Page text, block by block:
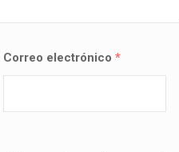
Correo electrónico *